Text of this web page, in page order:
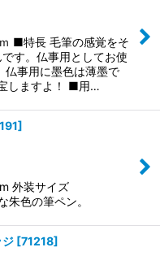
■特長 毛筆の感覚をそ
す。仏事用としてお使
仏事用に墨色は薄墨で
しますよ！ ■用…
]
外装サイズ
色の筆ペン。
ジ [71218]